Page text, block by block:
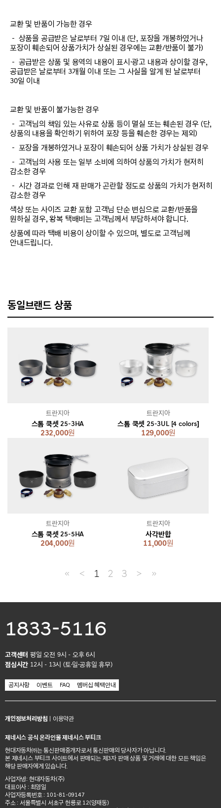
교환 및 반품이 가능한 경우
－ 상품을 공급받은 날로부터 7일 이내 (단, 포장을 개봉하였거나
포장이 훼손되어 상품가치가 상실된 경우에는 교환/반품이 불가)
－ 공급받은 상품 및 용역의 내용이 표시·광고 내용과 상이할 경우,
공급받은 날로부터 3개월 이내 또는 그 사실을 알게 된 날로부터
30일 이내
교환 및 반품이 불가능한 경우
－ 고객님의 책임 있는 사유로 상품 등이 멸실 또는 훼손된 경우 (단,
상품의 내용을 확인하기 위하여 포장 등을 훼손한 경우는 제외)
－ 포장을 개봉하였거나 포장이 훼손되어 상품 가치가 상실된 경우
－ 고객님의 사용 또는 일부 소비에 의하여 상품의 가치가 현저히
감소한 경우
－ 시간 경과로 인해 재 판매가 곤란할 정도로 상품의 가치가 현저히
감소한 경우
색상 또는 사이즈 교환 포함 고객님 단순 변심으로 교환/반품을
원하실 경우, 왕복 택배비는 고객님께서 부담하셔야 합니다.
상품에 따라 택배 비용이 상이할 수 있으며, 별도로 고객님께
안내드립니다.
동일브랜드 상품
스톰 쿡셋 25-3HA
232,000원
트란지아
스톰 쿡셋 25-3UL [4 colors]
129,000원
트란지아
스톰 쿡셋 25-5HA
204,000원
트란지아
사각반합
11,000원
트란지아
≪ ＜ 1 2 3 ＞ ≫
1833-5116
고객센터 평일 오전 9시 - 오후 6시
점심시간 12시 - 13시 (토·일·공휴일 휴무)
공지사항 이벤트 FAQ 멤버십 혜택안내
개인정보처리방침 이용약관
제네시스 공식 온라인몰 제네시스 부티크
현대자동차㈜는 통신판매중개자로서 통신판매의 당사자가 아닙니다.
본 제네시스 부티크 사이트에서 판매되는 제3자 판매 상품 및 거래에 대한 모든 책임은
해당 판매자에게 있습니다.
사업자명: 현대자동차(주)
대표이사 : 최영일
사업자등록번호 : 101-81-09147
주소 : 서울특별시 서초구 헌릉로 12(양재동)